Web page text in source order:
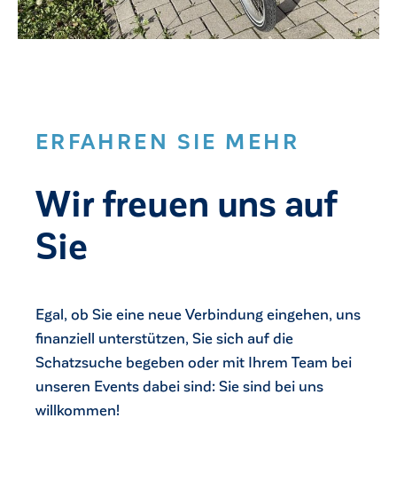
ERFAHREN SIE MEHR
Wir freuen uns auf
Sie
Egal, ob Sie eine neue Verbindung eingehen, uns
finanziell unterstützen, Sie sich auf die
Schatzsuche begeben oder mit Ihrem Team bei
unseren Events dabei sind: Sie sind bei uns
willkommen!